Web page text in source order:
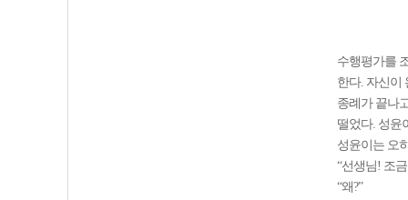
수행평가를
한다. 자신이
종례가 끝나
떨었다. 성윤
성윤이는 오
“선생님! 조
“왜?”